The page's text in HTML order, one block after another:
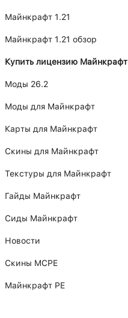
Майнкрафт 1.21
Майнкрафт 1.21 обзор
Купить лицензию Майнкрафт
Моды 26.2
Моды для Майнкрафт
Карты для Майнкрафт
Скины для Майнкрафт
Текстуры для Майнкрафт
Гайды Майнкрафт
Сиды Майнкрафт
Новости
Скины MCPE
Майнкрафт PE